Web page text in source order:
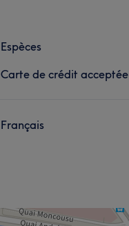
Espèces
Carte de crédit acceptée
Français